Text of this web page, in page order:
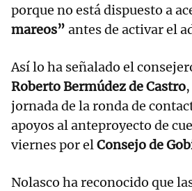
porque no está dispuesto a
mareos” antes de activar el
Así lo ha señalado el
Roberto Bermúdez de Castro
jornada de la ronda de
apoyos al anteproyecto de
viernes por elConsejo de
Nolasco ha reconocido que